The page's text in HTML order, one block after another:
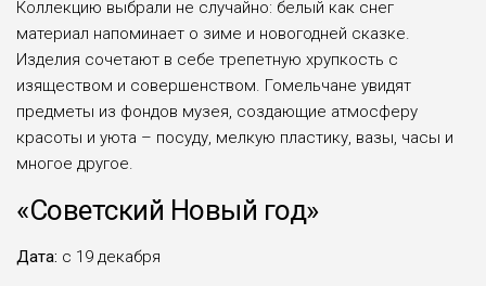
Коллекцию выбрали не случайно: белый как снег
материал напоминает о зиме и новогодней сказке.
Изделия сочетают в себе трепетную хрупкость с
изяществом и совершенством. Гомельчане увидят
предметы из фондов музея, создающие атмосферу
красоты и уюта – посуду, мелкую пластику, вазы, часы и
многое другое.
«Советский Новый год»
Дата: с 19 декабря